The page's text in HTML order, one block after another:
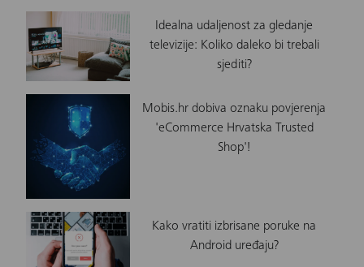
Idealna udaljenost za gledanje
televizije: Koliko daleko bi trebali
sjediti?
Mobis.hr dobiva oznaku povjerenja
'eCommerce Hrvatska Trusted
Shop'!
Kako vratiti izbrisane poruke na
Android uređaju?